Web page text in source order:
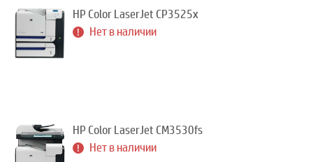
HP Color LaserJet CP3525x
Нет в наличии
HP Color LaserJet CM3530fs
Нет в наличии